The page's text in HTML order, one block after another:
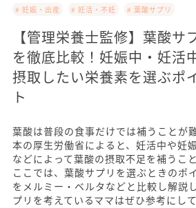
# 妊娠・出産 # 妊活・不妊 # 葉酸サプリ
【管理栄養士監修】葉酸サ
を徹底比較！妊娠中・妊活
摂取したい栄養素を選ぶポ
ト
葉酸は普段の食事だけでは補うことが
本の厚生労働省によると、妊活中や妊
などによって葉酸の摂取不足を補うこ
ここでは、葉酸サプリを選ぶときのポ
をメルミー・ベルタなどと比較し解説
プリを考えているママはぜひ参考にし